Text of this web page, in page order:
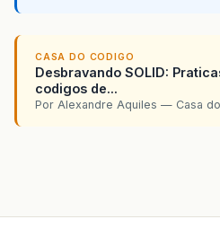
CASA DO CODIGO
Desbravando SOLID:
codigos de...
Por Alexandre Aquiles — Casa